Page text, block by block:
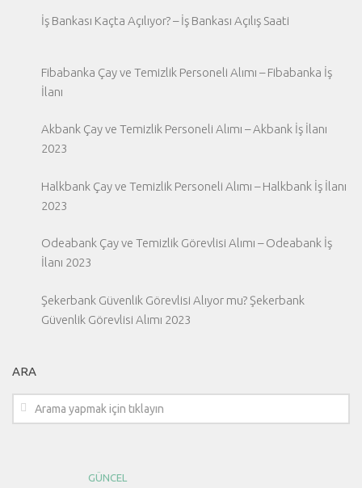
İş Bankası Kaçta Açılıyor? – İş Bankası Açılış Saati
Fibabanka Çay ve Temizlik Personeli Alımı – Fibabanka İş
İlanı
Akbank Çay ve Temizlik Personeli Alımı – Akbank İş İlanı
2023
Halkbank Çay ve Temizlik Personeli Alımı – Halkbank İş İlanı
2023
Odeabank Çay ve Temizlik Görevlisi Alımı – Odeabank İş
İlanı 2023
Şekerbank Güvenlik Görevlisi Alıyor mu? Şekerbank
Güvenlik Görevlisi Alımı 2023
ARA
GÜNCEL